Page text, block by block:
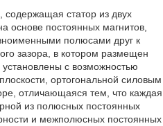
содержащая статор из двух
основе постоянных магнитов,
полюсами друг к
зазора, в котором размещен
с возможностью
ортогональной силовым
отличающаяся тем, что каждая
из полюсных постоянных
и межполюсных постоянных